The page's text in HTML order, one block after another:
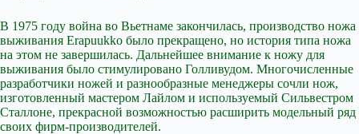
В 1975 году война во Вьетнаме закончилась, производство ножа
выживания Erapuukko было прекращено, но история типа ножа
на этом не завершилась. Дальнейшее внимание к ножу для
выживания было стимулировано Голливудом. Многочисленные
разработчики ножей и разнообразные менеджеры сочли нож,
изготовленный мастером Лайлом и используемый Сильвестром
Сталлоне, прекрасной возможностью расширить модельный ряд
своих фирм-производителей.